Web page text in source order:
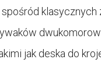
jak deska do